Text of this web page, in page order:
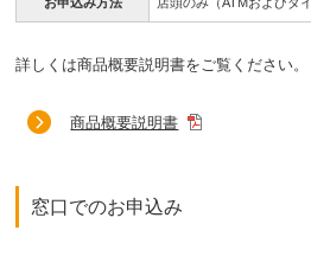
詳しくは商品概要説明書をご覧ください。
商品概要説明書
窓口でのお申込み